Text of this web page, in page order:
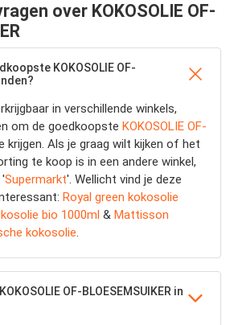
over KOKOSOLIE OF-
KOKOSOLIE OF-
in verschillende winkels,
om de goedkoopste KOKOSOLIE OF-
krijgen. Als je graag wilt kijken of het
te koop is in een andere winkel,
'Supermarkt'. Wellicht vind je deze
Royal green kokosolie
bio 1000ml & Mattisson
kokosolie.
OF-BLOESEMSUIKER in